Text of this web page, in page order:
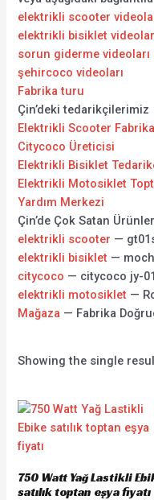
elektrikli scooter
elektrikli bisiklet
sorun giderme videoları
şehircoco videoları
Fabrika turu
Çin’deki tedarikçilerimiz
Elektrikli Scooter
Citycoco Üreticisi
Elektrikli Bisiklet
Elektrikli Motosiklet
Yardım Merkezi
Çin’de Çok Satan
elektrikli scooter —
elektrikli bisiklet —
citycoco — citycoco jy-01
elektrikli motosiklet —
Mağaza — Fabrika
Showing the single
750 Watt Yağ Lastikli
satılık toptan eşya fiyatı